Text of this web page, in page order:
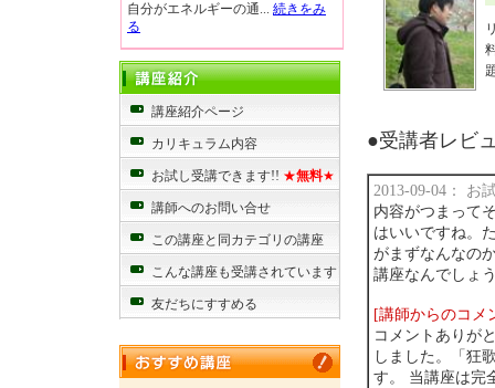
自分がエネルギーの通... 続きをみ
る
講座紹介ページ
カリキュラム内容
お試し受講できます!! ★無料★
講師へのお問い合せ
この講座と同カテゴリの講座
こんな講座も受講されています
友だちにすすめる
●受講者レビ
2013-09-04： お
内容がつまって
はいいですね。
がまずなんなの
講座なんでしょ
[講師からのコメ
コメントありが
しました。「狂
す。 当講座は完